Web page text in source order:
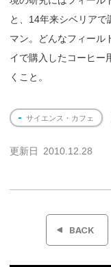
と、14年来シベリア
マン。どんなフィール
イで購入したコーヒー
くこと。
サイエンス・カフェ
更新日 2010.12.28
投
BACK